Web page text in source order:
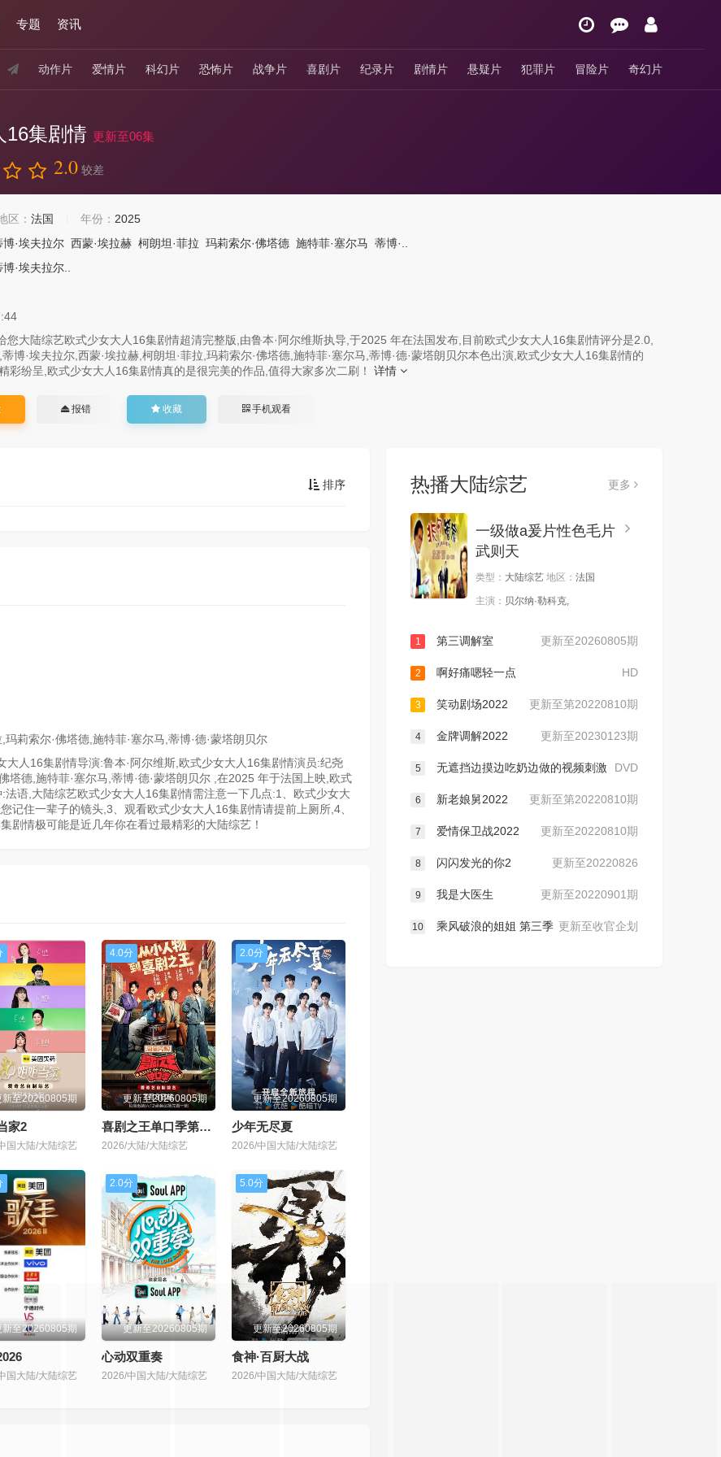
专题 资讯
动作片 爱情片 科幻片 恐怖片 战争片 喜剧片 纪录片 剧情片 悬疑片 犯罪片 冒险片 奇幻片
16集剧情 更新至06集
2.0 较差
区： 法国 年份： 2025
博·埃夫拉尔 西蒙·埃拉赫 柯朗坦·菲拉 玛莉索尔·佛塔德 施特菲·塞尔马 蒂博·..
博·埃夫拉尔..
您大陆综艺欧式少女大人16集剧情超清完整版,由鲁本·阿尔维斯执导,于2025 年在法国发布,目前欧式少女大人16集剧情评分是2.0,
博·埃夫拉尔,西蒙·埃拉赫,柯朗坦·菲拉,玛莉索尔·佛塔德,施特菲·塞尔马,蒂博·德·蒙塔朗贝尔本色出演,欧式少女大人16集剧情的
彩纷呈,欧式少女大人16集剧情真的是很完美的作品,值得大家多次二刷！ 详情
报错 收藏 手机观看
排序
莉索尔·佛塔德,施特菲·塞尔马,蒂博·德·蒙塔朗贝尔
人16集剧情导演:鲁本·阿尔维斯,欧式少女大人16集剧情演员:纪尧
塔德,施特菲·塞尔马,蒂博·德·蒙塔朗贝尔 ,在2025 年于法国上映,欧式
语,大陆综艺欧式少女大人16集剧情需注意一下几点:1、欧式少女大
记住一辈子的镜头,3、观看欧式少女大人16集剧情请提前上厕所,4、
剧情极可能是近几年你在看过最精彩的大陆综艺！
新至20260805期
家2
国大陆/大陆综艺
4.0分
更新至20260805期
喜剧之王单口季第三季
2026/大陆/大陆综艺
2.0分
更新至20260805期
少年无尽夏
2026/中国大陆/大陆综艺
新至20260805期
国大陆/大陆综艺
2.0分
更新至20260805期
心动双重奏
2026/中国大陆/大陆综艺
5.0分
更新至20260805期
食神·百厨大战
2026/中国大陆/大陆综艺
热播大陆综艺 更多
一级做a爰片性色毛片
武则天
类型： 大陆综艺 地区： 法国
主演： 贝尔纳·勒科克,
更新至20260805期
1 第三调解室
HD
2 啊好痛嗯轻一点
更新至第20220810期
3 笑动剧场2022
更新至20230123期
4 金牌调解2022
DVD
5 无遮挡边摸边吃奶边做的视频刺激
更新至第20220810期
6 新老娘舅2022
更新至20220810期
7 爱情保卫战2022
更新至20220826
8 闪闪发光的你2
更新至20220901期
9 我是大医生
更新至收官企划
10 乘风破浪的姐姐 第三季